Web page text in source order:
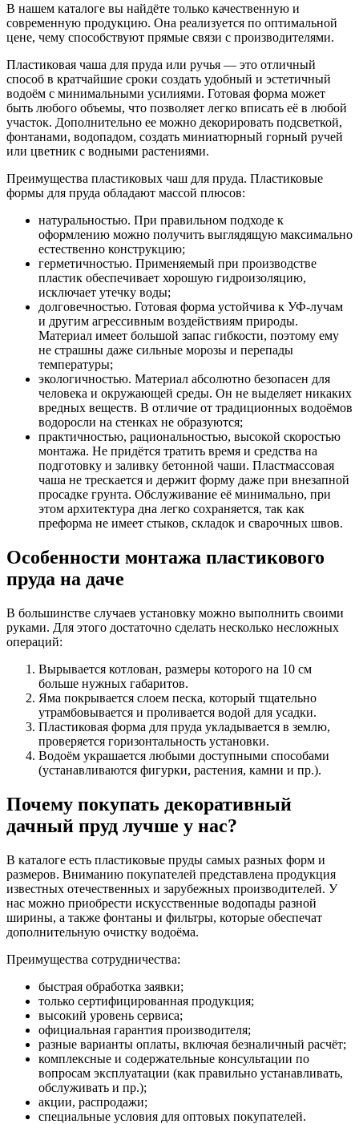
В нашем каталоге вы найдёте только качественную и
современную продукцию. Она реализуется по оптимальной
цене, чему способствуют прямые связи с производителями.
Пластиковая чаша для пруда или ручья — это отличный
способ в кратчайшие сроки создать удобный и эстетичный
водоём с минимальными усилиями. Готовая форма может
быть любого объемы, что позволяет легко вписать её в любой
участок. Дополнительно ее можно декорировать подсветкой,
фонтанами, водопадом, создать миниатюрный горный ручей
или цветник с водными растениями.
Преимущества пластиковых чаш для пруда. Пластиковые
формы для пруда обладают массой плюсов:
натуральностью. При правильном подходе к
оформлению можно получить выглядящую максимально
естественно конструкцию;
герметичностью. Применяемый при производстве
пластик обеспечивает хорошую гидроизоляцию,
исключает утечку воды;
долговечностью. Готовая форма устойчива к УФ-лучам
и другим агрессивным воздействиям природы.
Материал имеет большой запас гибкости, поэтому ему
не страшны даже сильные морозы и перепады
температуры;
экологичностью. Материал абсолютно безопасен для
человека и окружающей среды. Он не выделяет никаких
вредных веществ. В отличие от традиционных водоёмов
водоросли на стенках не образуются;
практичностью, рациональностью, высокой скоростью
монтажа. Не придётся тратить время и средства на
подготовку и заливку бетонной чаши. Пластмассовая
чаша не трескается и держит форму даже при внезапной
просадке грунта. Обслуживание её минимально, при
этом архитектура дна легко сохраняется, так как
преформа не имеет стыков, складок и сварочных швов.
Особенности монтажа пластикового
пруда на даче
В большинстве случаев установку можно выполнить своими
руками. Для этого достаточно сделать несколько несложных
операций:
Вырывается котлован, размеры которого на 10 см
больше нужных габаритов.
Яма покрывается слоем песка, который тщательно
утрамбовывается и проливается водой для усадки.
Пластиковая форма для пруда укладывается в землю,
проверяется горизонтальность установки.
Водоём украшается любыми доступными способами
(устанавливаются фигурки, растения, камни и пр.).
Почему покупать декоративный
дачный пруд лучше у нас?
В каталоге есть пластиковые пруды самых разных форм и
размеров. Вниманию покупателей представлена продукция
известных отечественных и зарубежных производителей. У
нас можно приобрести искусственные водопады разной
ширины, а также фонтаны и фильтры, которые обеспечат
дополнительную очистку водоёма.
Преимущества сотрудничества:
быстрая обработка заявки;
только сертифицированная продукция;
высокий уровень сервиса;
официальная гарантия производителя;
разные варианты оплаты, включая безналичный расчёт;
комплексные и содержательные консультации по
вопросам эксплуатации (как правильно устанавливать,
обслуживать и пр.);
акции, распродажи;
специальные условия для оптовых покупателей.